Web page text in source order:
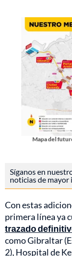
Mapa del
Síganos en
noticias de mayor
Con estas
primera línea ya
trazado
como Gibraltar
2), Hospital de